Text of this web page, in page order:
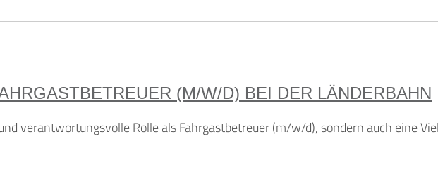
(M/W/D) BEI DER LÄNDERBAHN
verantwortungsvolle Rolle als Fahrgastbetreuer (m/w/d), sondern auch eine